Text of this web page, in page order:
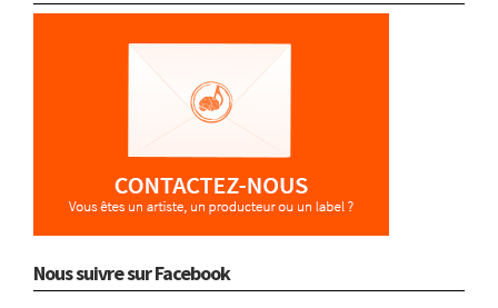
Nous suivre sur Facebook